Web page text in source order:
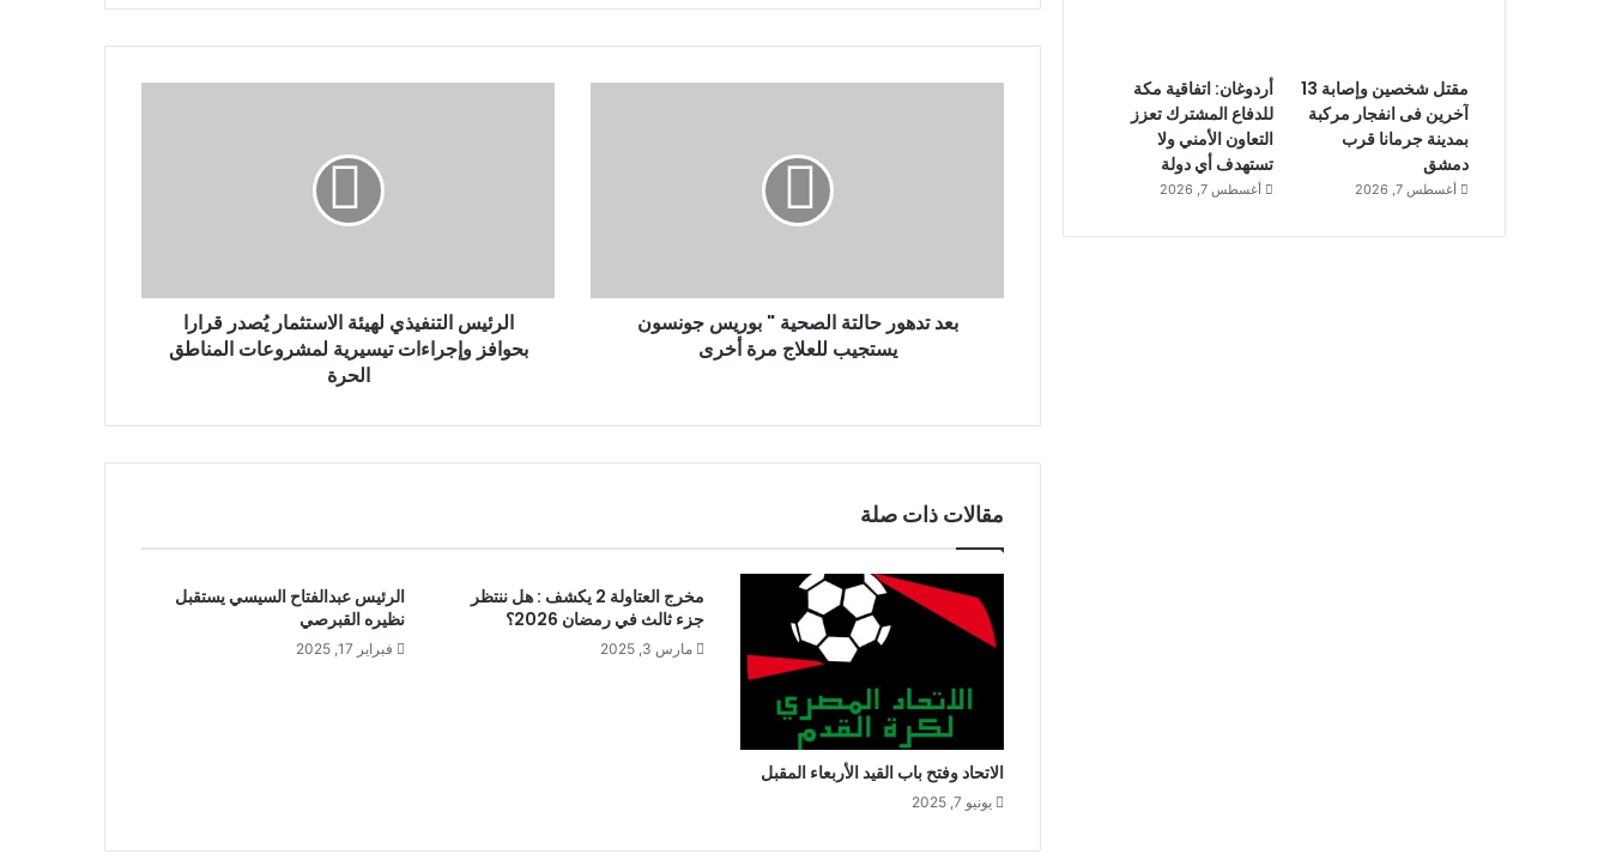
د
ن
بعد تدهور حالتة الصحية " بوريس جونسون
يستجيب للعلاج مرة أخرى
الرئيس التنفيذي لهيئة الاستثمار يُصدر قرارا
بحوافز وإجراءات تيسيرية لمشروعات المناطق
الحرة
مقالات ذات صلة
الاتحاد وفتح باب القيد الأربعاء المقبل
يونيو 7, 2025
مخرج العتاولة 2 يكشف : هل ننتظر
جزء ثالث في رمضان 2026؟
مارس 3, 2025
الرئيس عبدالفتاح السيسي يستقبل
نظيره القبرصي
فبراير 17, 2025
مقتل شخصين وإصابة 13
آخرين فى انفجار مركبة
بمدينة جرمانا قرب
دمشق
أغسطس 7, 2026
أردوغان: اتفاقية مكة
للدفاع المشترك تعزز
التعاون الأمني ولا
تستهدف أي دولة
أغسطس 7, 2026